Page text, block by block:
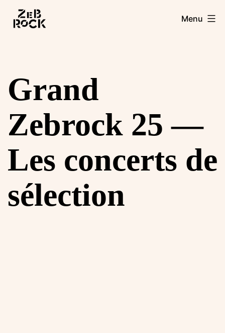
Aller
Zebrock Menu
Grand
Zebrock 25 —
Les concerts de
sélection